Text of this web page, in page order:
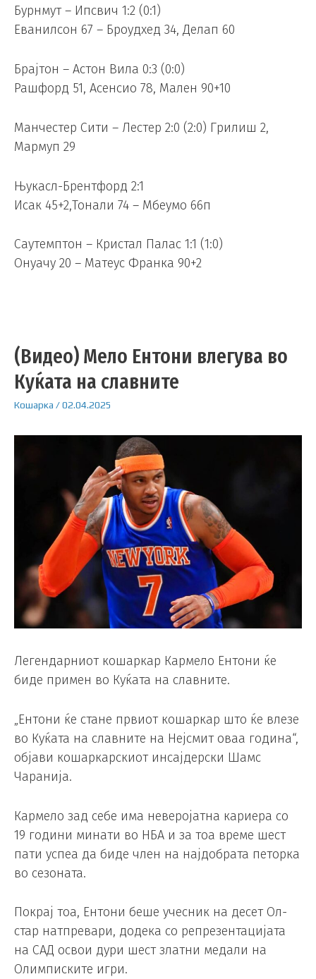
Бурнмут – Ипсвич 1:2 (0:1)
Еванилсон 67 – Броудхед 34, Делап 60
Брајтон – Астон Вила 0:3 (0:0)
Рашфорд 51, Асенсио 78, Мален 90+10
Манчестер Сити – Лестер 2:0 (2:0) Грилиш 2,
Мармуп 29
Њукасл-Брентфорд 2:1
Исак 45+2,Тонали 74 – Мбеумо 66п
Саутемптон – Кристал Палас 1:1 (1:0)
Онуачу 20 – Матеус Франка 90+2
(Видео) Мело Ентони влегува во
Куќата на славните
Кошарка /02.04.2025
Легендарниот кошаркар Кармело Ентони ќе
биде примен во Куќата на славните.
„Ентони ќе стане првиот кошаркар што ќе влезе
во Куќата на славните на Нејсмит оваа година“,
објави кошаркарскиот инсајдерски Шамс
Чаранија.
Кармело зад себе има неверојатна кариера со
19 години минати во НБА и за тоа време шест
пати успеа да биде член на најдобрата петорка
во сезоната.
Покрај тоа, Ентони беше учесник на десет Ол-
стар натпревари, додека со репрезентацијата
на САД освои дури шест златни медали на
Олимписките игри.